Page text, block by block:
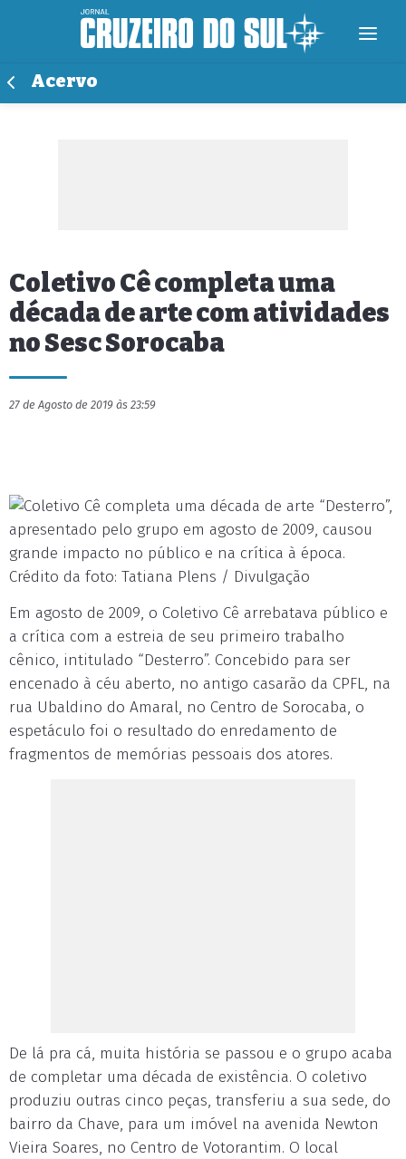
Acervo
Coletivo Cê completa uma
década de arte com atividades
no Sesc Sorocaba
27 de Agosto de 2019 às 23:59
“Desterro”,
apresentado pelo grupo em agosto de 2009, causou
grande impacto no público e na crítica à época.
Crédito da foto: Tatiana Plens / Divulgação
Em agosto de 2009, o Coletivo Cê arrebatava público e
a crítica com a estreia de seu primeiro trabalho
cênico, intitulado “Desterro”. Concebido para ser
encenado à céu aberto, no antigo casarão da CPFL, na
rua Ubaldino do Amaral, no Centro de Sorocaba, o
espetáculo foi o resultado do enredamento de
fragmentos de memórias pessoais dos atores.
De lá pra cá, muita história se passou e o grupo acaba
de completar uma década de existência. O coletivo
produziu outras cinco peças, transferiu a sua sede, do
bairro da Chave, para um imóvel na avenida Newton
Vieira Soares, no Centro de Votorantim. O local